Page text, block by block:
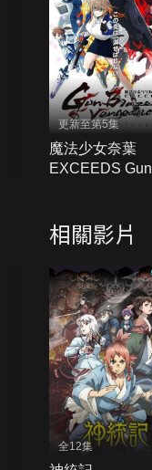
更新至第5集
魔法少女奈葉
EXCEEDS Gun
相關影片
全12集